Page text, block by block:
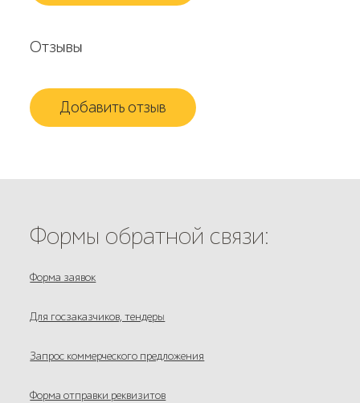
Отзывы
Добавить отзыв
Формы обратной связи:
Форма заявок
Для госзаказчиков, тендеры
Запрос коммерческого предложения
Форма отправки реквизитов